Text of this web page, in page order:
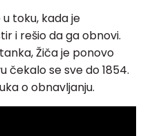
u toku, kada je
i rešio da ga obnovi.
Žiča je ponovo
čekalo se sve do 1854.
o obnavljanju.